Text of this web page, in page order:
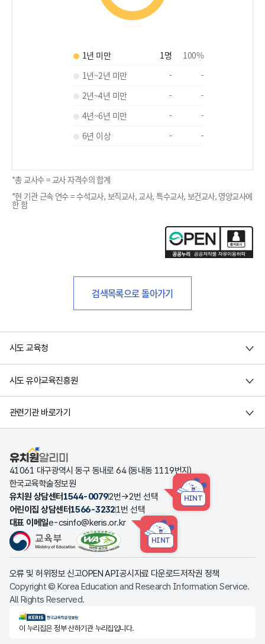
1년 미만 1명 100%
1년~2년 미만
-
-
2년~4년 미만
-
-
4년~6년 미만
-
-
6년 이상
- -
*총 교사수 = 교사 자격수의 합계
*현 기관 근속 연수 = 수석교사, 보직교사, 교사, 특수교사, 보건교사, 영양교사에
한 함
검색목록으로 돌아가기
시도 교육청
시도 유아교육진흥원
관련기관 바로가기
유치원알리미
41061 대구광역시 동구 동내로 64 (동내동 1119번지)
한국교육학술정보원
유치원 상담센터 1544-00792번→2번 선택 HINT
어린이집 상담센터1566-32321번 선택
대표 이메일e-csinfo@keris.or.kr
HINT
오류 및 허위정보 신고OPEN API공시자료 다운로드저작권 정책
Copyright © Korea Education and Research Information Service.
All Rights Reserved.
KERIS한국교육학술정보원
이 누리집은 정부 산하기관 누리집입니다.